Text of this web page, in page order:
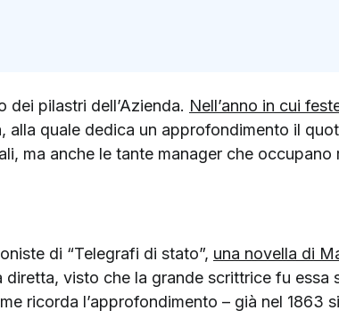
dei pilastri dell’Azienda. Nell’anno in cui
alla quale dedica un approfondimento il
ma anche le tante manager che occupano
di “Telegrafi di stato”, una novella di
visto che la grande scrittrice fu essa
ricorda l’approfondimento – già nel 1863